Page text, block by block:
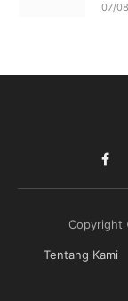
07/
Copyright
Tentang Kami